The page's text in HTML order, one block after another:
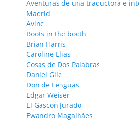
Aventuras de una traductora e
Madrid
Avinc
Boots in the booth
Brian Harris
Caroline Elias
Cosas de Dos Palabras
Daniel Gile
Don de Lenguas
Edgar Weiser
El Gascón Jurado
Ewandro Magalhães